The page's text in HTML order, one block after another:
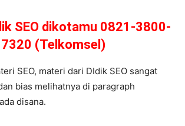
SEO dikotamu 0821-3800-
7320 (Telkomsel)
SEO, materi dari DIdik SEO sangat
bias melihatnya di paragraph
disana.